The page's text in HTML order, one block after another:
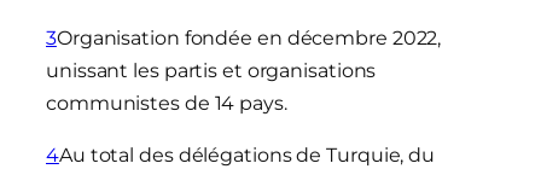
3Organisation fondée en décembre 2022,
unissant les partis et organisations
communistes de 14 pays.
4Au total des délégations de Turquie, du